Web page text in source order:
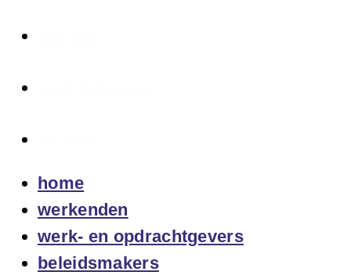
home
werkenden
werk- en opdrachtgevers
beleidsmakers